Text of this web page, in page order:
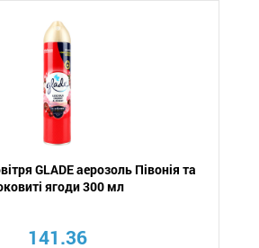
GLADE аерозоль Півонія та
ягоди 300 мл
141.36